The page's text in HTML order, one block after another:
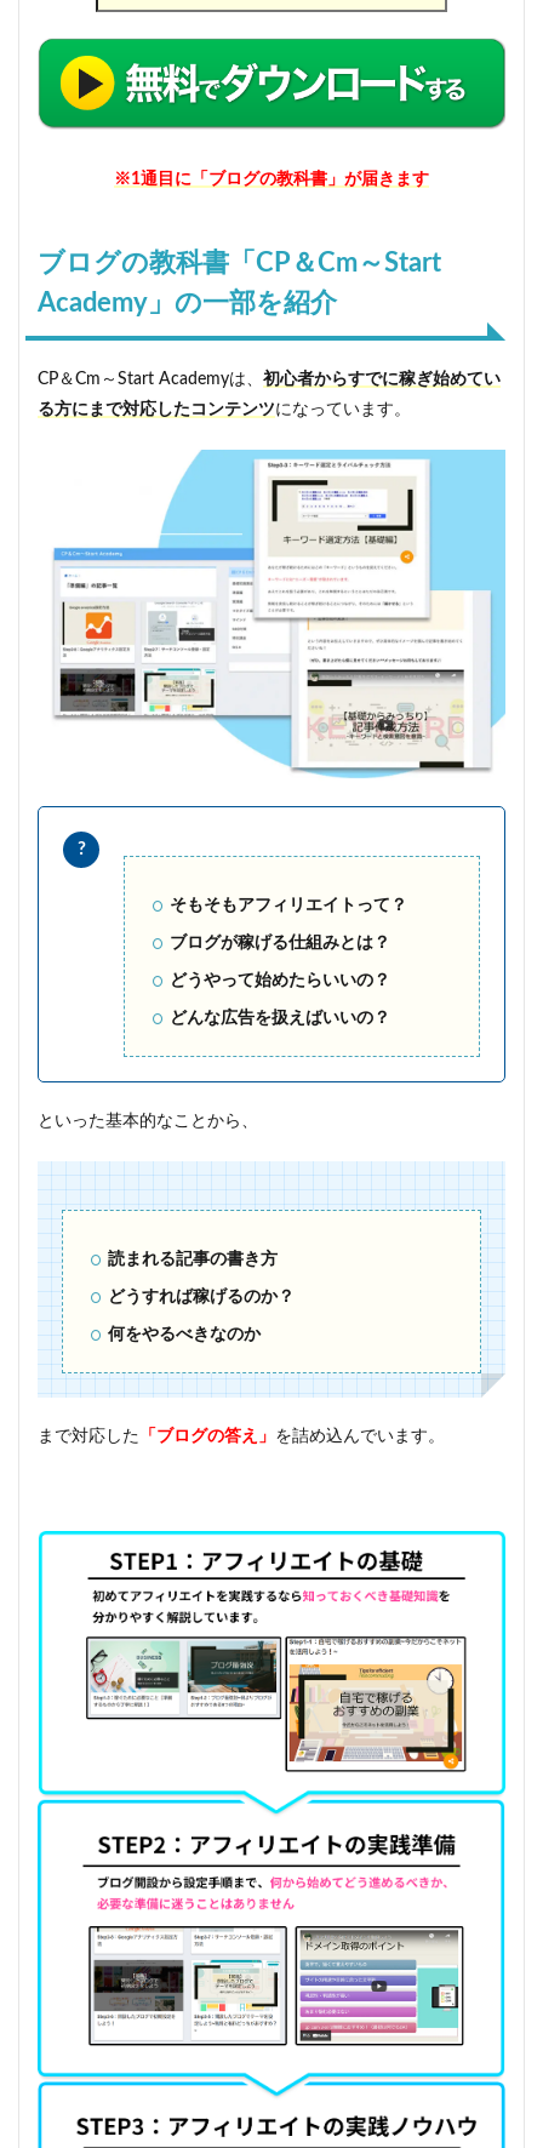
※1通目に「ブログの教科書」が届きます
ブログの教科書「 CP＆Cm～Start
Academy 」の一部を紹介
CP＆Cm～Start Academyは、 初心者からすでに稼ぎ始めてい
る方にまで対応したコンテンツになっています。
そもそもアフィリエイトって？
ブログが稼げる仕組みとは？
どうやって始めたらいいの？
どんな広告を扱えばいいの？
といった基本的なことから、
読まれる記事の書き方
どうすれば稼げるのか？
何をやるべきなのか
まで対応した 「ブログの答え」 を詰め込んでいます。